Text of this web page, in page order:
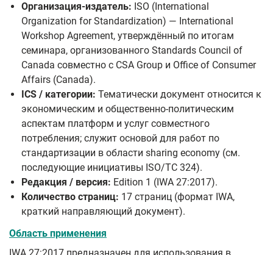
Организация-издатель: ISO (International
Organization for Standardization) — International
Workshop Agreement, утверждённый по итогам
семинара, организованного Standards Council of
Canada совместно с CSA Group и Office of Consumer
Affairs (Canada).
ICS / категории: Тематически документ относится к
экономическим и общественно-политическим
аспектам платформ и услуг совместного
потребления; служит основой для работ по
стандартизации в области sharing economy (см.
последующие инициативы ISO/TC 324).
Редакция / версия: Edition 1 (IWA 27:2017).
Количество страниц: 17 страниц (формат IWA,
краткий направляющий документ).
Область применения